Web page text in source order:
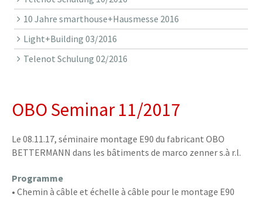
10 Jahre smarthouse+Hausmesse 2016
Light+Building 03/2016
Telenot Schulung 02/2016
OBO Seminar 11/2017
Le 08.11.17, séminaire montage E90 du fabricant OBO
BETTERMANN dans les bâtiments de marco zenner s.à r.l.
Programme
• Chemin à câble et échelle à câble pour le montage E90